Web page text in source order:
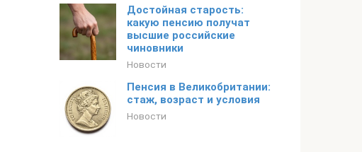
Достойная старость:
какую пенсию получат
высшие российские
чиновники
Новости
Пенсия в Великобритании:
стаж, возраст и условия
Новости